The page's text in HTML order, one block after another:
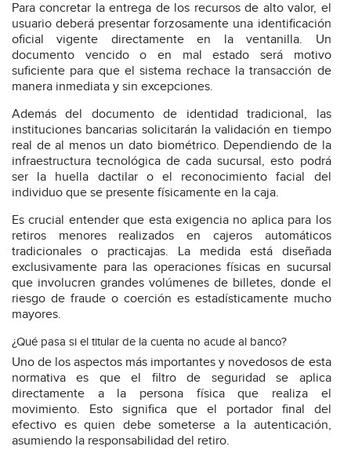
Para concretar la entrega de los recursos de alto valor, el
usuario deberá presentar forzosamente una identificación
oficial vigente directamente en la ventanilla. Un
documento vencido o en mal estado será motivo
suficiente para que el sistema rechace la transacción de
manera inmediata y sin excepciones.
Además del documento de identidad tradicional, las
instituciones bancarias solicitarán la validación en tiempo
real de al menos un dato biométrico. Dependiendo de la
infraestructura tecnológica de cada sucursal, esto podrá
ser la huella dactilar o el reconocimiento facial del
individuo que se presente físicamente en la caja.
Es crucial entender que esta exigencia no aplica para los
retiros menores realizados en cajeros automáticos
tradicionales o practicajas. La medida está diseñada
exclusivamente para las operaciones físicas en sucursal
que involucren grandes volúmenes de billetes, donde el
riesgo de fraude o coerción es estadísticamente mucho
mayores.
¿Qué pasa si el titular de la cuenta no acude al banco?
Uno de los aspectos más importantes y novedosos de esta
normativa es que el filtro de seguridad se aplica
directamente a la persona física que realiza el
movimiento. Esto significa que el portador final del
efectivo es quien debe someterse a la autenticación,
asumiendo la responsabilidad del retiro.